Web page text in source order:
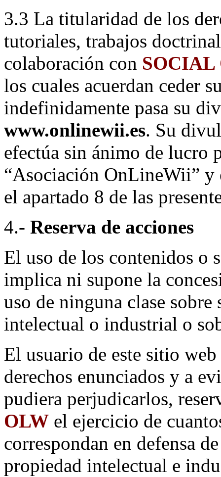
3.3 La titularidad de los
tutoriales, trabajos
colaboración con SOCIAL
los cuales acuerdan ceder
indefinidamente pasa su
www.onlinewii.es. Su
efectúa sin ánimo de lucro
“Asociación OnLineWii” y
el apartado 8 de las
4.- Reserva de acciones
El uso de los contenidos o
implica ni supone la
uso de ninguna clase sobre
intelectual o industrial o
El usuario de este sitio
derechos enunciados y a
pudiera perjudicarlos,
OLW el ejercicio de
correspondan en defensa
propiedad intelectual e